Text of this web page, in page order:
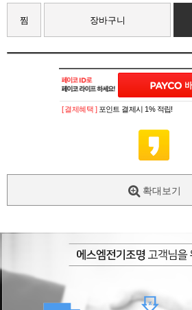
찜 장바구니
[ 결제혜택 ] 포인트 결제시 1% 적립!
확대보기